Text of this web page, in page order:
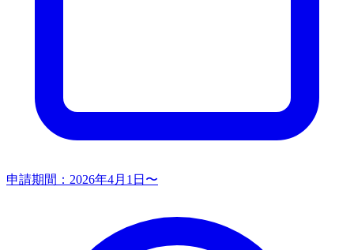
申請期間： 2026年4月1日〜